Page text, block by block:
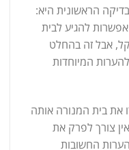
הראשונית היא:
להגיע לבית
אבל זה בהחלט
המיוחדות
את בית המנורה אותה
צורך לפרק את
החשובות